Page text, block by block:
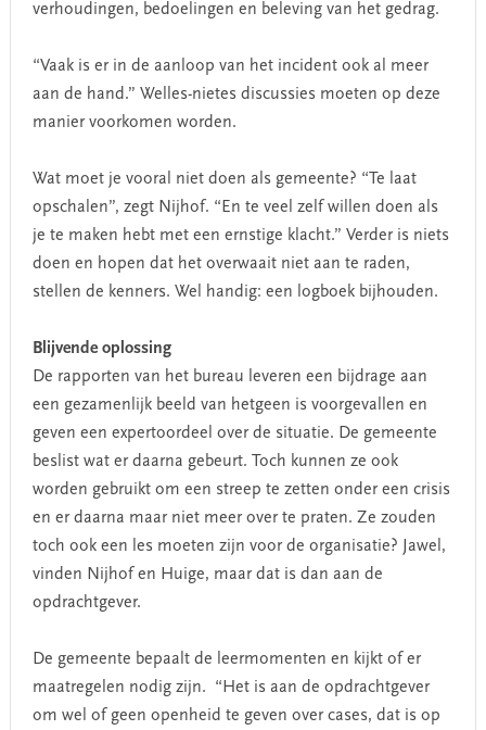
verhoudingen, bedoelingen en beleving van het gedrag.
“Vaak is er in de aanloop van het incident ook al meer
aan de hand.” Welles-nietes discussies moeten op deze
manier voorkomen worden.
Wat moet je vooral niet doen als gemeente? “Te laat
opschalen”, zegt Nijhof. “En te veel zelf willen doen als
je te maken hebt met een ernstige klacht.” Verder is niets
doen en hopen dat het overwaait niet aan te raden,
stellen de kenners. Wel handig: een logboek bijhouden.
Blijvende oplossing
De rapporten van het bureau leveren een bijdrage aan
een gezamenlijk beeld van hetgeen is voorgevallen en
geven een expertoordeel over de situatie. De gemeente
beslist wat er daarna gebeurt. Toch kunnen ze ook
worden gebruikt om een streep te zetten onder een crisis
en er daarna maar niet meer over te praten. Ze zouden
toch ook een les moeten zijn voor de organisatie? Jawel,
vinden Nijhof en Huige, maar dat is dan aan de
opdrachtgever.
De gemeente bepaalt de leermomenten en kijkt of er
maatregelen nodig zijn. “Het is aan de opdrachtgever
om wel of geen openheid te geven over cases, dat is op